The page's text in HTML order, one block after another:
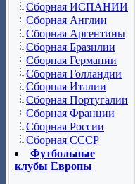
Сборная ИСПАНИИ
Сборная Англии
Сборная Аргентины
Сборная Бразилии
Сборная Германии
Сборная Голландии
Сборная Италии
Сборная Португалии
Сборная Франции
Сборная России
Сборная СССР
Футбольные
клубы Европы